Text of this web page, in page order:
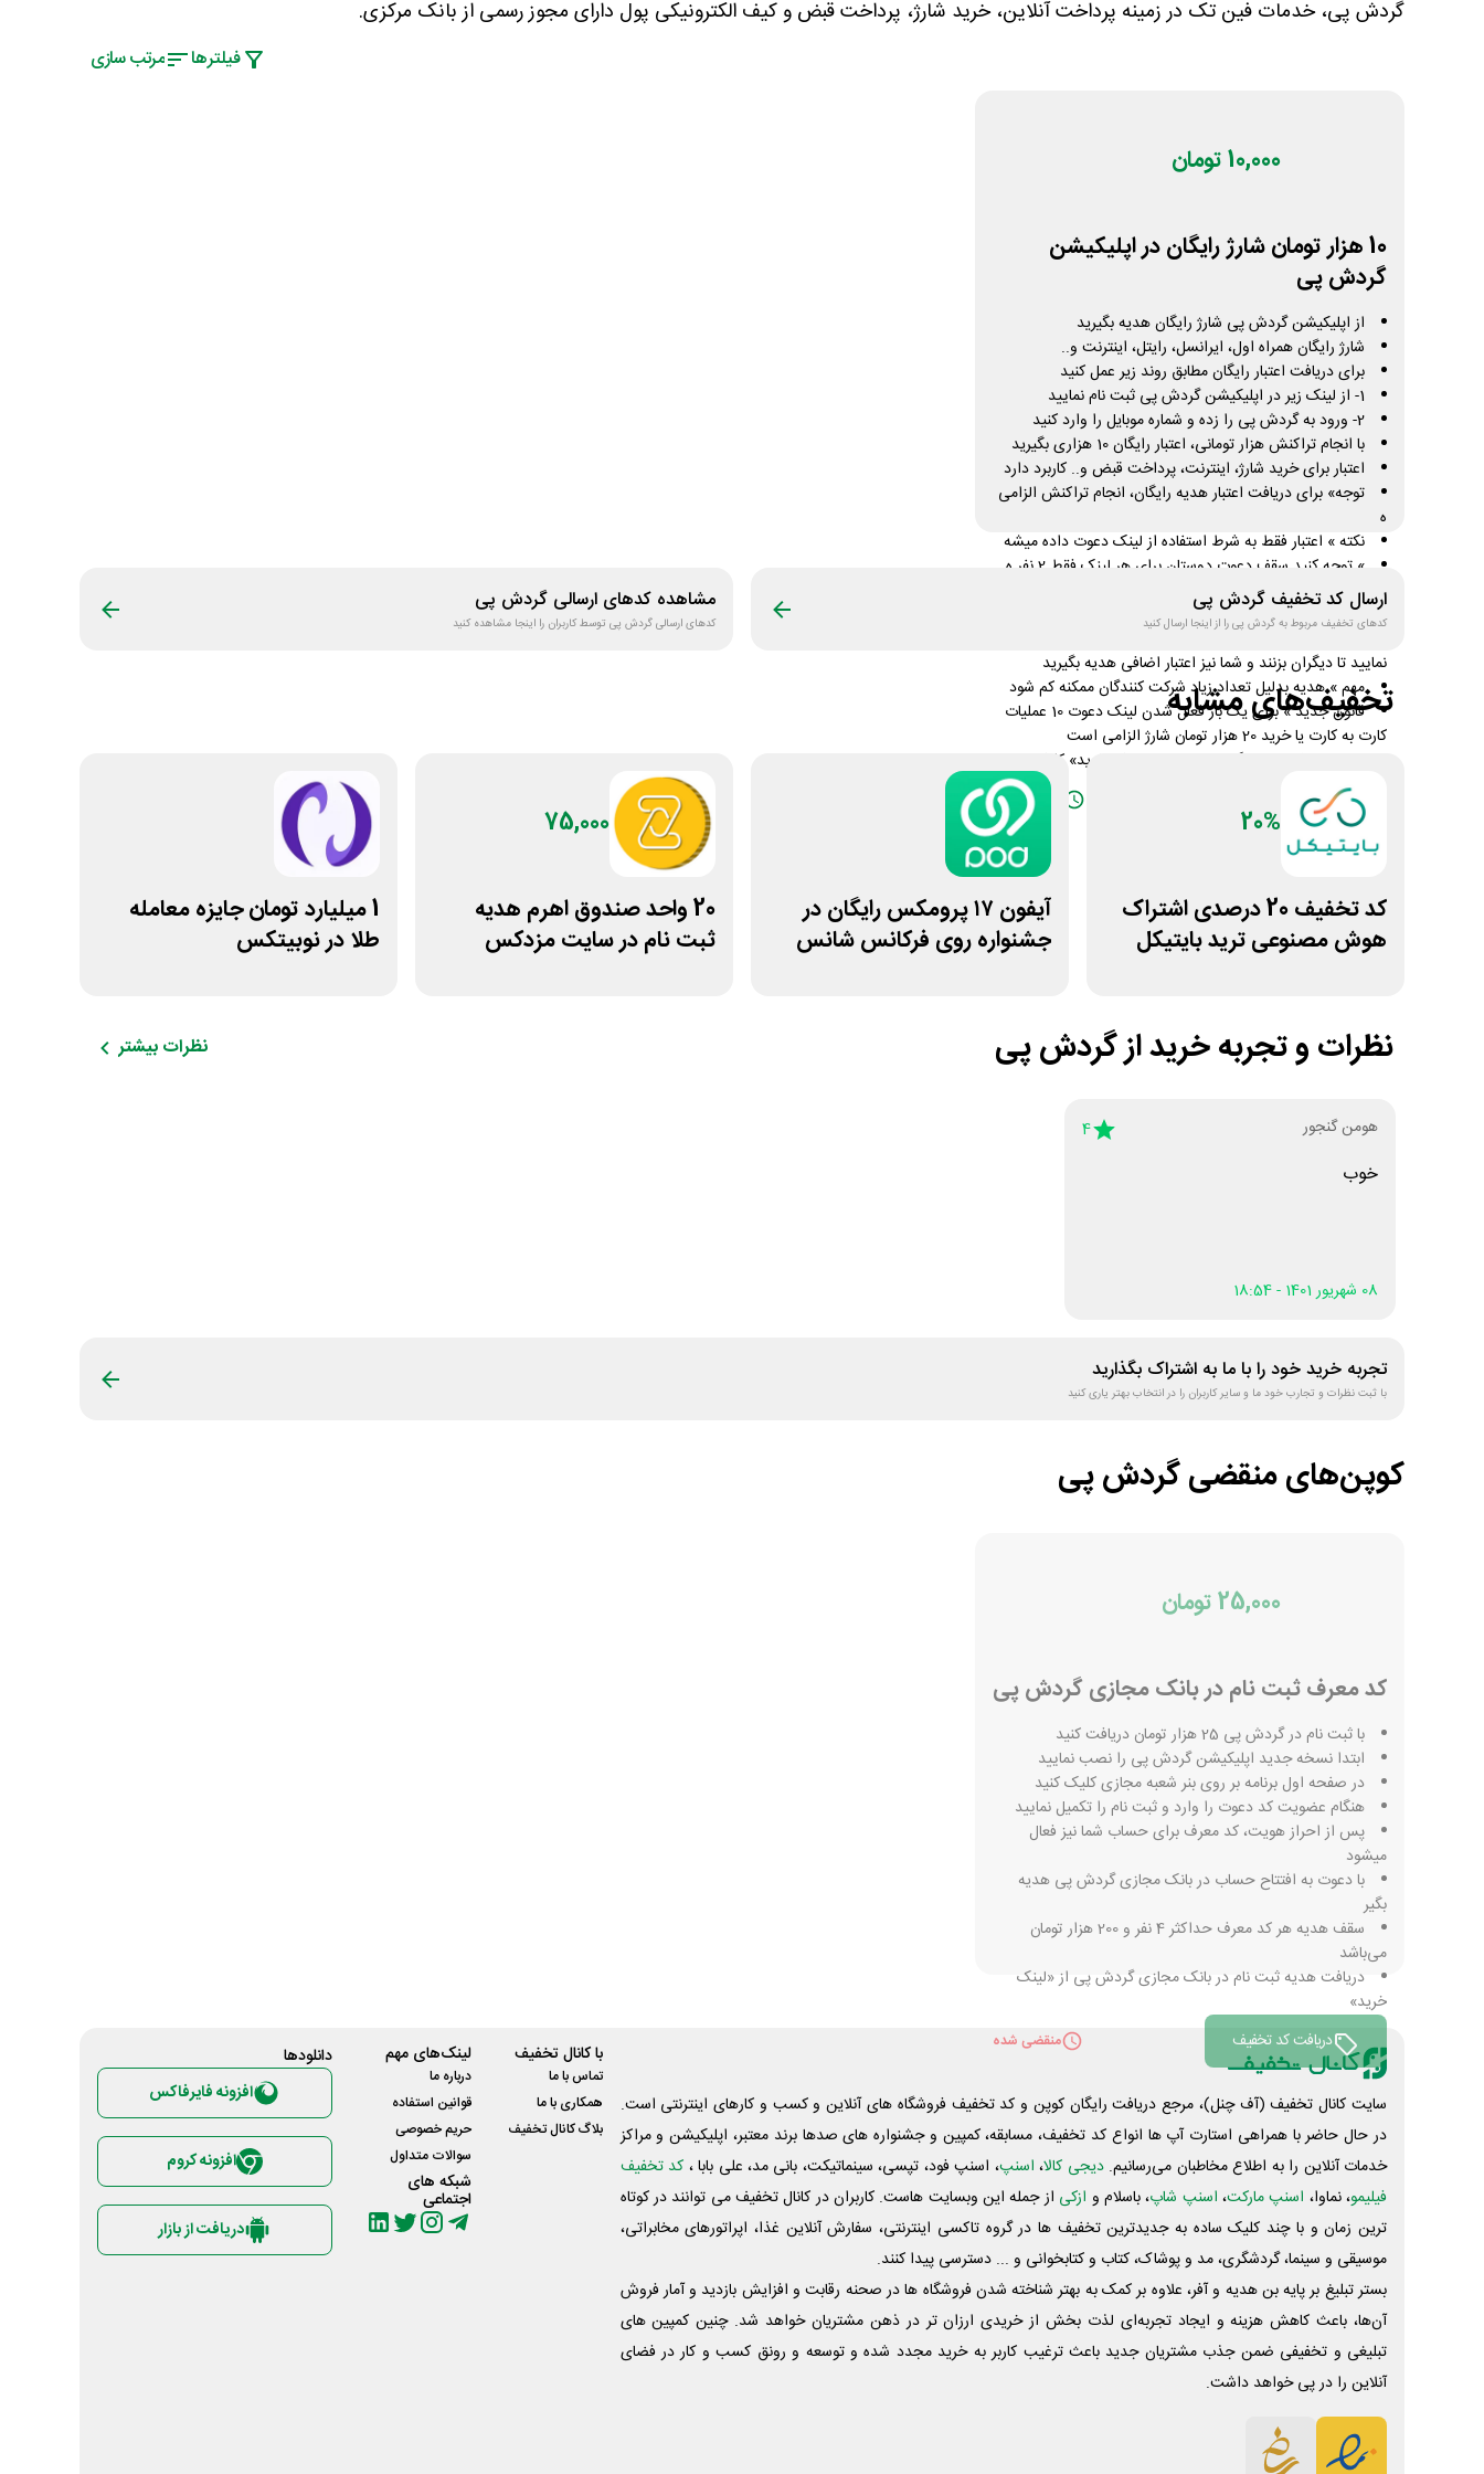
گردش پی، خدمات فین تک در زمینه پرداخت آنلاین، خرید شارژ، پرداخت قبض و کیف الکترونیکی پول دارای مجوز رسمی از بانک مرکزی.
فیلتر‌ها مرتب سازی
10,000 تومان
10 هزار تومان شارژ رایگان در اپلیکیشن
گردش پی
از اپلیکیشن گردش پی شارژ رایگان هدیه بگیرید
شارژ رایگان همراه اول، ایرانسل، رایتل، اینترنت و..
برای دریافت اعتبار رایگان مطابق روند زیر عمل کنید
1- از لینک زیر در اپلیکیشن گردش پی ثبت نام نمایید
2- ورود به گردش پی را زده و شماره موبایل را وارد کنید
با انجام تراکنش هزار تومانی، اعتبار رایگان 10 هزاری بگیرید
اعتبار برای خرید شارژ، اینترنت، پرداخت قبض و.. کاربرد دارد
توجه» برای دریافت اعتبار هدیه رایگان، انجام تراکنش الزامی
ه
نکته » اعتبار فقط به شرط استفاده از لینک دعوت داده میشه
» توجه کنید سقف دعوت دوستان برای هر لینک فقط 2 نفر ه
» در صورت پر شدن سقف دعوت، از لینک های موجود در
"نظرات" (پایین صفحه) استفاده کنید
» در ضمن می توانید لینک دعوت خود را در نظرات وارد
نمایید تا دیگران بزنند و شما نیز اعتبار اضافی هدیه بگیرید
مهم » هدیه بدلیل تعداد زیاد شرکت کنندگان ممکنه کم شود
قانون جدید » برای یک بار فعال شدن لینک دعوت 10 عملیات
کارت به کارت یا خرید 20 هزار تومان شارژ الزامی است
جهت دریافت هدیه گردش پی روی «لینک خرید» کلیک کنید
دریافت کد تخفیف
تعداد محدود
ارسال کد تخفیف گردش پی
کدهای تخفیف مربوط بهگردش پیرا از اینجا ارسال کنید
مشاهده کدهای ارسالی گردش پی
کدهای ارسالیگردش پی توسط کاربران را اینجا مشاهده کنید
تخفیف‌های مشابه
20%
کد تخفیف 20 درصدی اشتراک
هوش مصنوعی ترید بایتیکل
آیفون ۱۷ پرومکس رایگان در
جشنواره روی فرکانس شانس
75,000
20 واحد صندوق اهرم هدیه
ثبت نام در سایت مزدکس
1 میلیارد تومان جایزه معامله
طلا در نوبیتکس
نظرات و تجربه خرید ازگردش پی نظرات بیشتر
هومن گنجور 4
خوب
08 شهریور 1401 - 18:54
تجربه خرید خود را با ما به اشتراک بگذارید
با ثبت نظرات و تجارب خود ما و سایر کاربران را در انتخاب بهتر یاری کنید
کوپن‌های منقضیگردش پی
25,000 تومان
کد معرف ثبت نام در بانک مجازی گردش پی
با ثبت نام در گردش پی 25 هزار تومان دریافت کنید
ابتدا نسخه جدید اپلیکیشن گردش پی را نصب نمایید
در صفحه اول برنامه بر روی بنر شعبه مجازی کلیک کنید
هنگام عضویت کد دعوت را وارد و ثبت نام را تکمیل نمایید
پس از احراز هویت، کد معرف برای حساب شما نیز فعال
میشود
با دعوت به افتتاح حساب در بانک مجازی گردش پی هدیه
بگیر
سقف هدیه هر کد معرف حداکثر 4 نفر و 200 هزار تومان
می‌باشد
دریافت هدیه ثبت نام در بانک مجازی گردش پی از «لینک
خرید»
دریافت کد تخفیف
منقضی شده
سایت کانال تخفیف (آف چنل)، مرجع دریافت رایگان کوپن و کد تخفیف فروشگاه های آنلاین و کسب و‌ کارهای اینترنتی است.
در حال حاضر با همراهی استارت آپ ها انواع کد تخفیف، مسابقه، کمپین و جشنواره های صدها برند معتبر، اپلیکیشن و مراکز
خدمات آنلاین را به اطلاع مخاطبان می‌رسانیم. دیجی کالا، اسنپ، اسنپ فود، تپسی، سینماتیکت، بانی مد، علی‌ بابا ، کد تخفیف
فیلیمو، نماوا، اسنپ مارکت، اسنپ شاپ، باسلام و ازکی از جمله این وبسایت ‌هاست. کاربران در کانال تخفیف می توانند در کوتاه
ترین زمان و با چند کلیک ساده به جدیدترین تخفیف ها در گروه تاکسی اینترنتی، سفارش آنلاین غذا، اپراتورهای مخابراتی،
موسیقی و سینما، گردشگری، مد و پوشاک، کتاب و کتابخوانی و ... دسترسی پیدا کنند.
بستر تبلیغ بر پایه بن هدیه و آفر، علاوه بر کمک به بهتر شناخته شدن فروشگاه ها در صحنه رقابت و افزایش بازدید و آمار فروش
آن‌ها، باعث کاهش هزینه و ایجاد تجربه‌ای لذت بخش از خریدی ارزان تر در ذهن مشتریان خواهد شد. چنین کمپین های
تبلیغی و تخفیفی ضمن جذب مشتریان جدید باعث ترغیب کاربر به خرید مجدد شده و توسعه و رونق کسب و کار در فضای
آنلاین را در پی خواهد داشت.
با کانال تخفیف
تماس با ما
همکاری با ما
بلاگ کانال تخفیف
لینک‌های مهم
درباره ما
قوانین استفاده
حریم خصوصی
سوالات متداول
شبکه های
اجتماعی
دانلود‌ها
افزونه فایرفاکس
افزونه کروم
دریافت از بازار